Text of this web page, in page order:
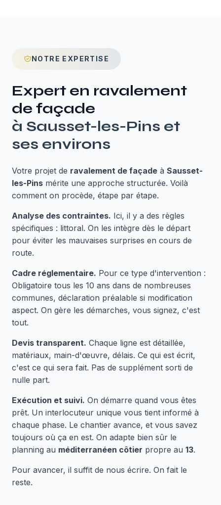
NOTRE EXPERTISE
Expert en ravalement
de façade
à Sausset-les-Pins et
ses environs
Votre projet de ravalement de façade à Sausset-
les-Pins mérite une approche structurée. Voilà
comment on procède, étape par étape.
Analyse des contraintes. Ici, il y a des règles
spécifiques : littoral. On les intègre dès le départ
pour éviter les mauvaises surprises en cours de
route.
Cadre réglementaire. Pour ce type d'intervention :
Obligatoire tous les 10 ans dans de nombreuses
communes, déclaration préalable si modification
aspect. On gère les démarches, vous signez, c'est
tout.
Devis transparent. Chaque ligne est détaillée,
matériaux, main-d'œuvre, délais. Ce qui est écrit,
c'est ce qui sera fait. Pas de supplément sorti de
nulle part.
Exécution et suivi. On démarre quand vous êtes
prêt. Un interlocuteur unique vous tient informé à
chaque phase. Le chantier avance, et vous savez
toujours où ça en est. On adapte bien sûr le
planning au méditerranéen côtier propre au 13.
Pour avancer, il suffit de nous écrire. On fait le
reste.